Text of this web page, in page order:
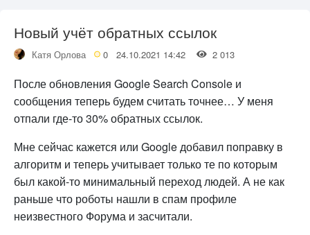
Новый учёт обратных ссылок
Катя Орлова 0 24.10.2021 14:42 2 013
После обновления Google Search Console и
сообщения теперь будем считать точнее… У меня
отпали где-то 30% обратных ссылок.
Мне сейчас кажется или Google добавил поправку в
алгоритм и теперь учитывает только те по которым
был какой-то минимальный переход людей. А не как
раньше что роботы нашли в спам профиле
неизвестного Форума и засчитали.